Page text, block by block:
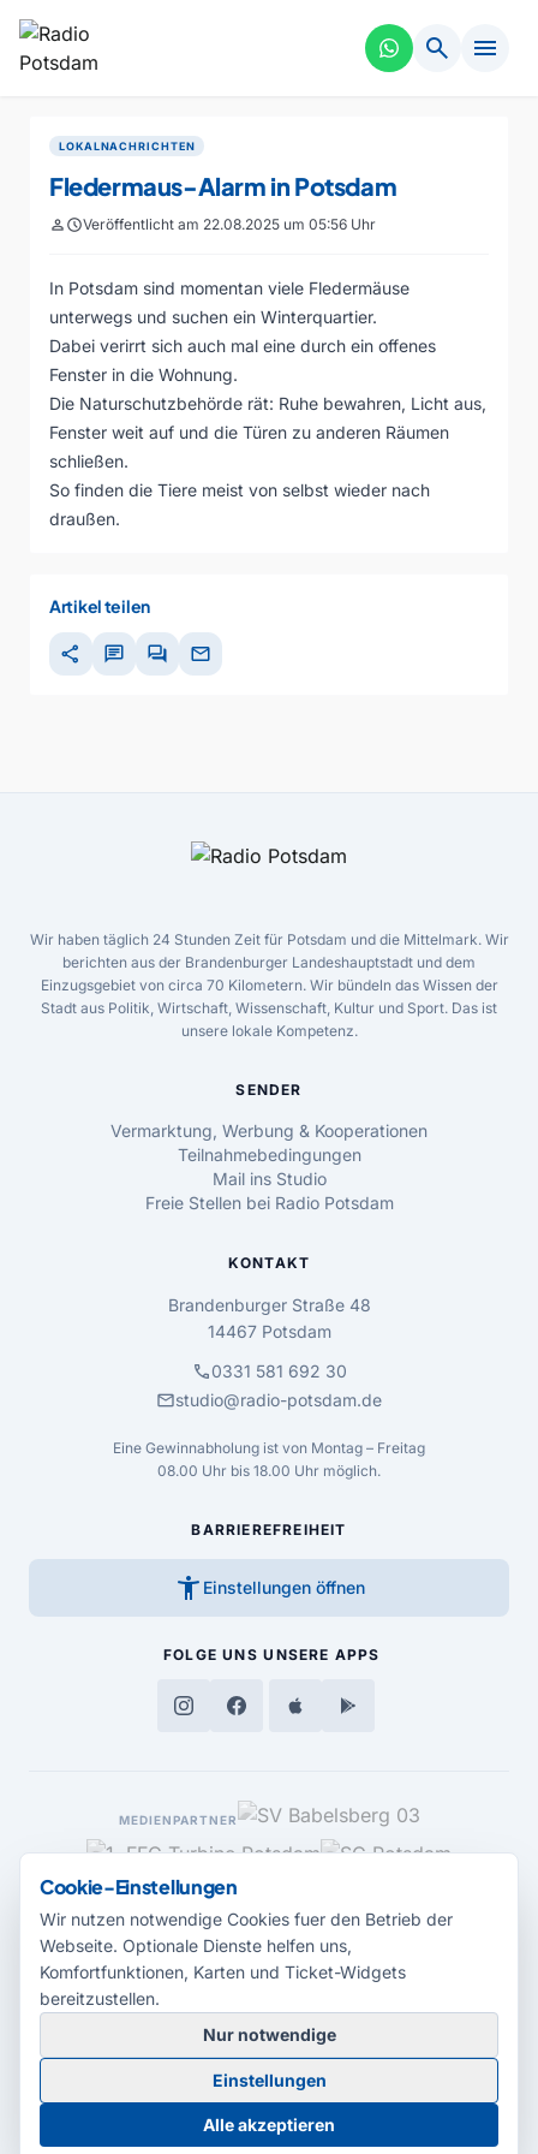
search menu
LOKALNACHRICHTEN
Fledermaus-Alarm in Potsdam
personscheduleVeröffentlicht am 22.08.2025 um 05:56 Uhr
In Potsdam sind momentan viele Fledermäuse
unterwegs und suchen ein Winterquartier.
Dabei verirrt sich auch mal eine durch ein offenes
Fenster in die Wohnung.
Die Naturschutzbehörde rät: Ruhe bewahren, Licht aus,
Fenster weit auf und die Türen zu anderen Räumen
schließen.
So finden die Tiere meist von selbst wieder nach
draußen.
Artikel teilen
share chat forum mail
Wir haben täglich 24 Stunden Zeit für Potsdam und die Mittelmark. Wir
berichten aus der Brandenburger Landeshauptstadt und dem
Einzugsgebiet von circa 70 Kilometern. Wir bündeln das Wissen der
Stadt aus Politik, Wirtschaft, Wissenschaft, Kultur und Sport. Das ist
unsere lokale Kompetenz.
SENDER
Vermarktung, Werbung & Kooperationen
Teilnahmebedingungen
Mail ins Studio
Freie Stellen bei Radio Potsdam
KONTAKT
Brandenburger Straße 48
14467 Potsdam
call0331 581 692 30
mailstudio@radio-potsdam.de
Eine Gewinnabholung ist von Montag – Freitag
08.00 Uhr bis 18.00 Uhr möglich.
BARRIEREFREIHEIT
accessibility_new Einstellungen öffnen
FOLGE UNS UNSERE APPS
MEDIENPARTNER
© 2026 Radio Potsdam. Webseite entwickelt durch dieMedienagentur
Babelsberg
BarrierefreiheitserklärungAGBDatenschutzImpressum
Cookie-Einstellungen
Cookie-Einstellungen
Wir nutzen notwendige Cookies fuer den Betrieb der
Webseite. Optionale Dienste helfen uns,
Komfortfunktionen, Karten und Ticket-Widgets
bereitzustellen.
Nur notwendige
Einstellungen
Alle akzeptieren